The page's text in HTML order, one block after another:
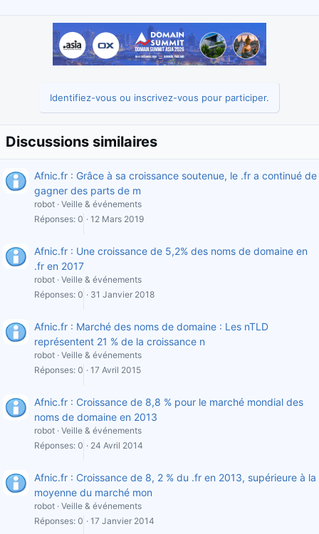
Identifiez-vous ou inscrivez-vous pour participer.
Discussions similaires
Afnic.fr : Grâce à sa croissance soutenue, le .fr a continué de
gagner des parts de m
robot Veille & événements
Réponses 0 12 Mars 2019
Afnic.fr : Une croissance de 5,2% des noms de domaine en
.fr en 2017
robot Veille & événements
Réponses 0 31 Janvier 2018
Afnic.fr : Marché des noms de domaine : Les nTLD
représentent 21 % de la croissance n
robot Veille & événements
Réponses 0 17 Avril 2015
Afnic.fr : Croissance de 8,8 % pour le marché mondial des
noms de domaine en 2013
robot Veille & événements
Réponses 0 24 Avril 2014
Afnic.fr : Croissance de 8, 2 % du .fr en 2013, supérieure à la
moyenne du marché mon
robot Veille & événements
Réponses 0 17 Janvier 2014